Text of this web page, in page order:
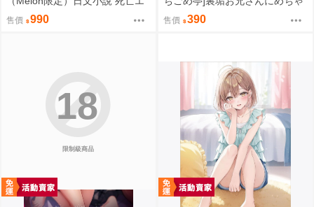
ンドを回避したギャルゲーのヒ
ロインたちが (3) へいろー
售價 990
くちゃされる話2 同人誌id=3790
361
售價 390
限制級商品
18